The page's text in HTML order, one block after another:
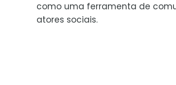
como uma ferramenta de
atores sociais.